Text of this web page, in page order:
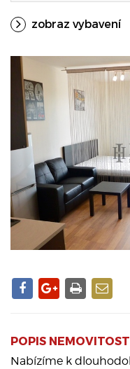
zobraz vybavení
POPIS
Nabízíme k